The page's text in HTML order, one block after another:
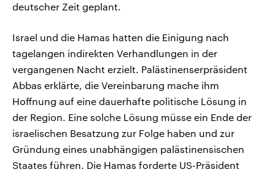
deutscher Zeit geplant.
Israel und die Hamas hatten die Einigung nach
tagelangen indirekten Verhandlungen in der
vergangenen Nacht erzielt. Palästinenserpräsident
Abbas erklärte, die Vereinbarung mache ihm
Hoffnung auf eine dauerhafte politische Lösung in
der Region. Eine solche Lösung müsse ein Ende der
israelischen Besatzung zur Folge haben und zur
Gründung eines unabhängigen palästinensischen
Staates führen. Die Hamas forderte US-Präsident